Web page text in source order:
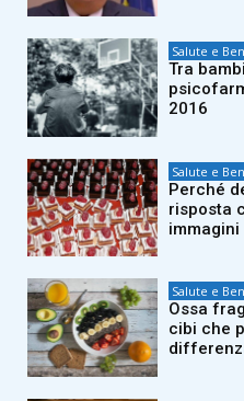
Salute e
Tra
2016
Salute e
Perché
risposta
immagini
Salute e
Ossa
cibi che